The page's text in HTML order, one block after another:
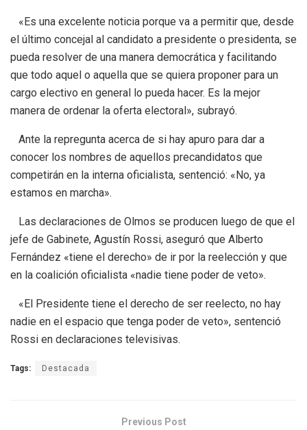
«Es una excelente noticia porque va a permitir que, desde
el último concejal al candidato a presidente o presidenta, se
pueda resolver de una manera democrática y facilitando
que todo aquel o aquella que se quiera proponer para un
cargo electivo en general lo pueda hacer. Es la mejor
manera de ordenar la oferta electoral», subrayó.
Ante la repregunta acerca de si hay apuro para dar a
conocer los nombres de aquellos precandidatos que
competirán en la interna oficialista, sentenció: «No, ya
estamos en marcha».
Las declaraciones de Olmos se producen luego de que el
jefe de Gabinete, Agustín Rossi, aseguró que Alberto
Fernández «tiene el derecho» de ir por la reelección y que
en la coalición oficialista «nadie tiene poder de veto».
«El Presidente tiene el derecho de ser reelecto, no hay
nadie en el espacio que tenga poder de veto», sentenció
Rossi en declaraciones televisivas.
Tags: Destacada
Previous Post